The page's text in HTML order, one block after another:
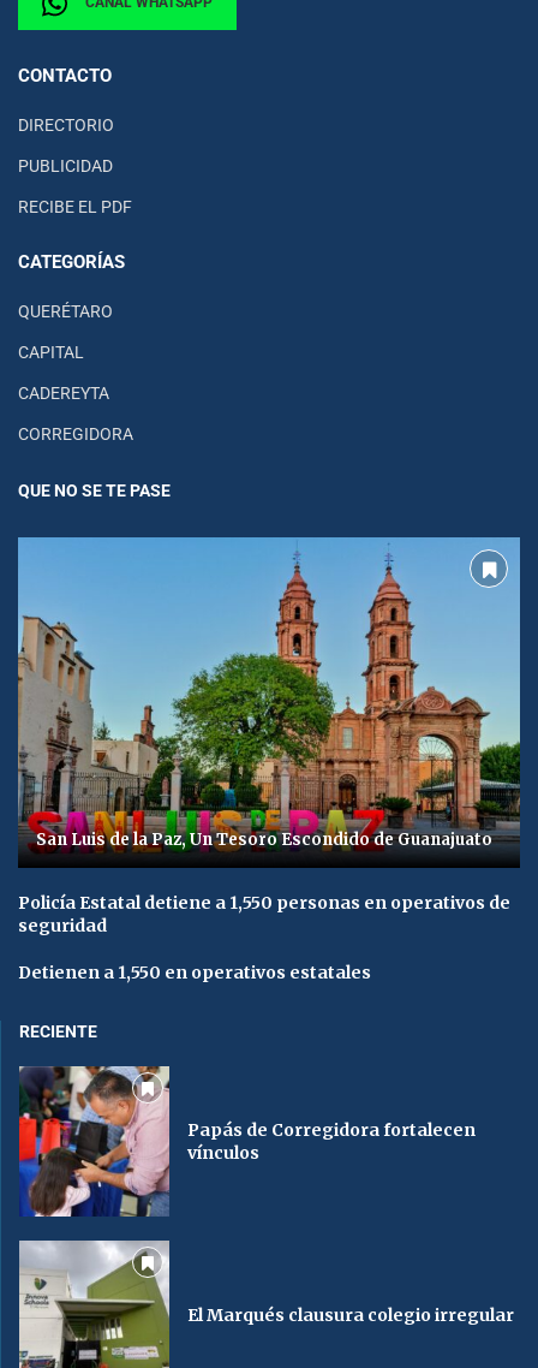
CONTACTO
DIRECTORIO
PUBLICIDAD
RECIBE EL PDF
CATEGORÍAS
QUERÉTARO
CAPITAL
CADEREYTA
CORREGIDORA
QUE NO SE TE PASE
San Luis de la Paz, Un Tesoro Escondido de Guanajuato
Policía Estatal detiene a 1,550 personas en operativos de
seguridad
Detienen a 1,550 en operativos estatales
RECIENTE
Papás de Corregidora fortalecen
vínculos
El Marqués clausura colegio irregular